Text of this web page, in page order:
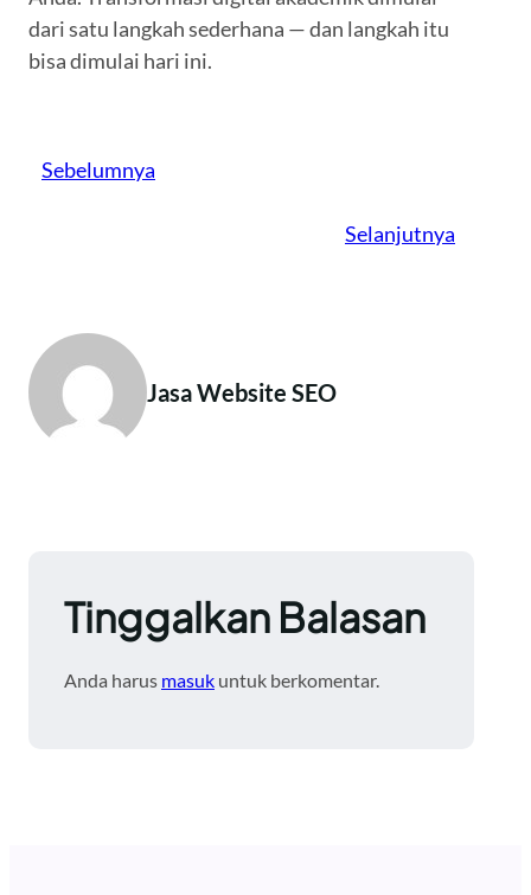
dari satu langkah sederhana — dan langkah itu
bisa dimulai hari ini.
Sebelumnya
Selanjutnya
Jasa Website SEO
Tinggalkan Balasan
Anda harus masuk untuk berkomentar.